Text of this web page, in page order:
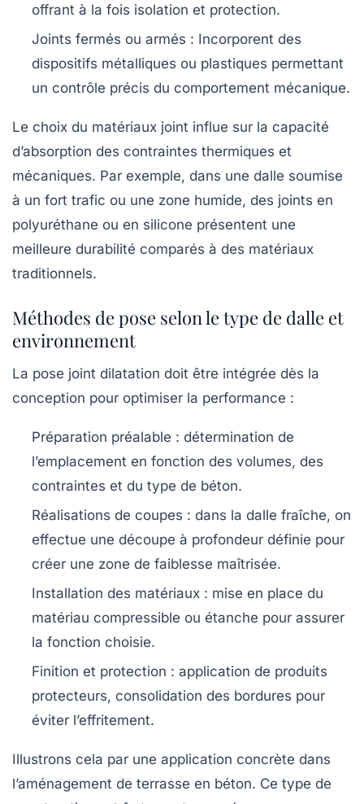
offrant à la fois isolation et protection.
Joints fermés ou armés : Incorporent des
dispositifs métalliques ou plastiques permettant
un contrôle précis du comportement mécanique.
Le choix du matériaux joint influe sur la capacité
d’absorption des contraintes thermiques et
mécaniques. Par exemple, dans une dalle soumise
à un fort trafic ou une zone humide, des joints en
polyuréthane ou en silicone présentent une
meilleure durabilité comparés à des matériaux
traditionnels.
Méthodes de pose selon le type de dalle et
environnement
La pose joint dilatation doit être intégrée dès la
conception pour optimiser la performance :
Préparation préalable : détermination de
l’emplacement en fonction des volumes, des
contraintes et du type de béton.
Réalisations de coupes : dans la dalle fraîche, on
effectue une découpe à profondeur définie pour
créer une zone de faiblesse maîtrisée.
Installation des matériaux : mise en place du
matériau compressible ou étanche pour assurer
la fonction choisie.
Finition et protection : application de produits
protecteurs, consolidation des bordures pour
éviter l’effritement.
Illustrons cela par une application concrète dans
l’aménagement de terrasse en béton. Ce type de